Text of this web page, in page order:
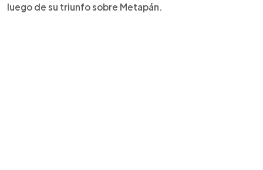
luego de su triunfo sobre Metapán.